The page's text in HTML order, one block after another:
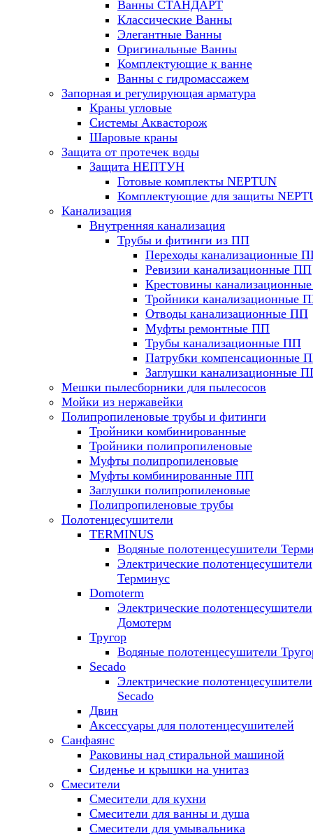
Ванны СТАНДАРТ
Классические Ванны
Элегантные Ванны
Оригинальные Ванны
Комплектующие к ванне
Ванны с гидромассажем
Запорная и регулирующая арматура
Краны угловые
Системы Аквасторож
Шаровые краны
Защита от протечек воды
Защита НЕПТУН
Готовые комплекты NEPTUN
Комплектующие для защиты
Канализация
Внутренняя канализация
Трубы и фитинги из ПП
Переходы канализационные
Ревизии канализационные ПП
Крестовины
Тройники канализационные
Отводы канализационные ПП
Муфты ремонтные ПП
Трубы канализационные ПП
Патрубки компенсационные
Заглушки канализационные
Мешки пылесборники для пылесосов
Мойки из нержавейки
Полипропиленовые трубы и фитинги
Тройники комбинированные
Тройники полипропиленовые
Муфты полипропиленовые
Муфты комбинированные ПП
Заглушки полипропиленовые
Полипропиленовые трубы
Полотенцесушители
TERMINUS
Водяные полотенцесушители
Электрические полотенцесушители
Терминус
Domoterm
Электрические полотенцесушители
Домотерм
Тругор
Водяные полотенцесушители
Secado
Электрические полотенцесушители
Secado
Двин
Аксессуары для полотенцесушителей
Санфаянс
Раковины над стиральной машиной
Сиденье и крышки на унитаз
Смесители
Смесители для кухни
Смесители для ванны и душа
Смесители для умывальника